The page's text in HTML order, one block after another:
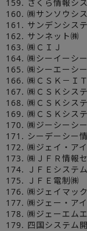
159. さくら情報シ
160. ㈱サンソウシ
161. サンデンシス
162. サンネット㈱
163. ㈱ＣＩＪ
164. ㈱シーイーシー
165. ㈱シーエーシー
166. ㈱ＣＳＫ－Ｉ
167. ㈱ＣＳＫシス
168. ㈱ＣＳＫシス
169. ㈱ＣＳＫシス
170. ㈱ジーシーシー
171. シーデーシー
172. ㈱ジェイ・ア
173. ㈱ＪＦＲ情報
174. ＪＦＥシステ
175. ＪＦＥ電制㈱
176. ㈱ジェイマッ
177. ㈱ジェー・ア
178. ㈱ジェーエム
179. 四国システム